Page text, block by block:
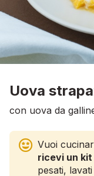
Uova
con uova da
Vuoi
ricevi un
pesati,